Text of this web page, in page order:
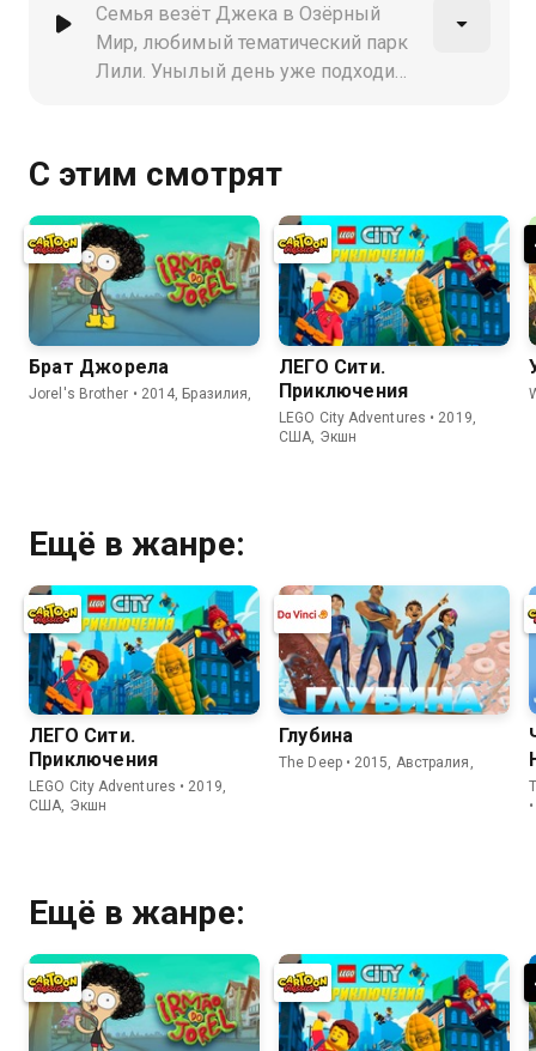
юридической практике, чтобы его
защитить
Семья везёт Джека в Озёрный
Мир, любимый тематический парк
Лили. Унылый день уже подходит
невероятное приключение в его
поисках, и спасти этот отпуск
С этим смотрят
Брат Джорела
Jorel's Brother • 2014, Бразилия,
ЛЕГО Сити.
Приключения
LEGO City Adventures • 2019,
США, Экшн
Ещё в жанре:
ЛЕГО Сити.
Приключения
LEGO City Adventures • 2019,
США, Экшн
Глубина
The Deep • 2015, Австралия,
Ещё в жанре: